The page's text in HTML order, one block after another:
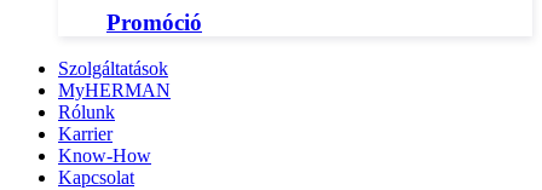
Promóció
Szolgáltatások
MyHERMAN
Rólunk
Karrier
Know-How
Kapcsolat